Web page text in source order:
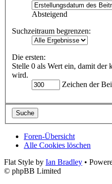
Absteigend
Suchzeitraum begrenzen:
Die ersten:
Stelle 0 als Wert ein, damit der
wird.
Zeichen der
Foren-Übersicht
Alle Cookies löschen
Flat Style by Ian Bradley •
© phpBB Limited